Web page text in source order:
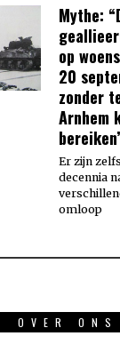
Mythe:
op
20
zonder
Arnhem
Er zijn
decennia
omloop
OVER ONS